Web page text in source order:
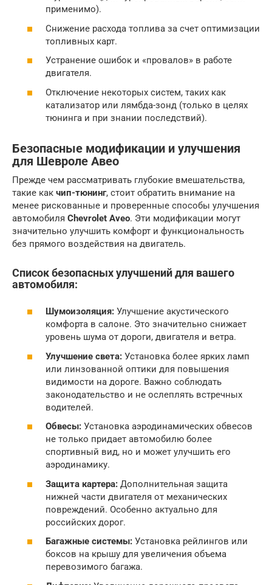
применимо).
Снижение расхода топлива за счет оптимизации
топливных карт.
Устранение ошибок и «провалов» в работе
двигателя.
Отключение некоторых систем, таких как
катализатор или лямбда-зонд (только в целях
тюнинга и при знании последствий).
Безопасные модификации и улучшения
для Шевроле Авео
Прежде чем рассматривать глубокие вмешательства,
такие как чип-тюнинг, стоит обратить внимание на
менее рискованные и проверенные способы улучшения
автомобиля Chevrolet Aveo. Эти модификации могут
значительно улучшить комфорт и функциональность
без прямого воздействия на двигатель.
Список безопасных улучшений для вашего
автомобиля:
Шумоизоляция: Улучшение акустического
комфорта в салоне. Это значительно снижает
уровень шума от дороги, двигателя и ветра.
Улучшение света: Установка более ярких ламп
или линзованной оптики для повышения
видимости на дороге. Важно соблюдать
законодательство и не ослеплять встречных
водителей.
Обвесы: Установка аэродинамических обвесов
не только придает автомобилю более
спортивный вид, но и может улучшить его
аэродинамику.
Защита картера: Дополнительная защита
нижней части двигателя от механических
повреждений. Особенно актуально для
российских дорог.
Багажные системы: Установка рейлингов или
боксов на крышу для увеличения объема
перевозимого багажа.